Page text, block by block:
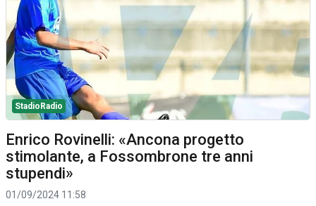
StadioRadio
Enrico Rovinelli: «Ancona progetto
stimolante, a Fossombrone tre anni
stupendi»
01/09/2024 11:58